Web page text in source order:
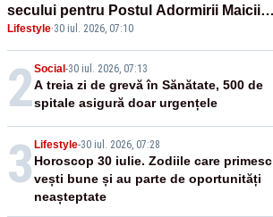
secului pentru Postul Adormirii Maicii
Domnului și Sfântul Valentin
Lifestyle·30 iul. 2026, 07:10
2Social-30 iul. 2026, 07:13
A treia zi de grevă în Sănătate, 500 de
spitale asigură doar urgențele
3 Lifestyle-30 iul. 2026, 07:28
Horoscop 30 iulie. Zodiile care primesc
vești bune și au parte de oportunități
neașteptate